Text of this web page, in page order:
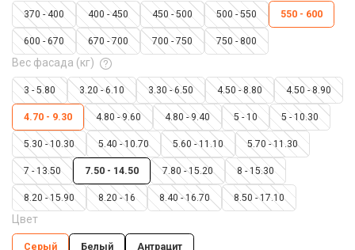
370 - 400 400 - 450 450 - 500 500 - 550 550 - 600
600 - 670 670 - 700 700 - 750 750 - 800
Вес фасада (кг)
3 - 5.80 3.20 - 6.10 3.30 - 6.50 4.50 - 8.80 4.50 - 8.90
4.70 - 9.30 4.80 - 9.60 4.80 - 9.40 5 - 10 5 - 10.30
5.30 - 10.30 5.40 - 10.70 5.60 - 11.10 5.70 - 11.30
7 - 13.50 7.50 - 14.50 7.80 - 15.20 8 - 15.30
8.20 - 15.90 8.20 - 16 8.40 - 16.70 8.50 - 17.10
Цвет
Серый Белый Антрацит